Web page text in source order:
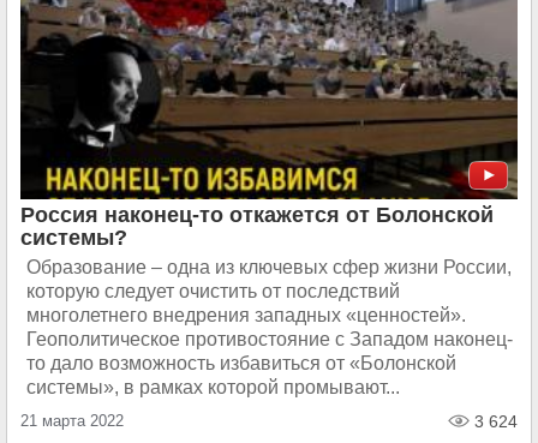
Россия наконец-то откажется от Болонской
системы?
Образование – одна из ключевых сфер жизни России,
которую следует очистить от последствий
многолетнего внедрения западных «ценностей».
Геополитическое противостояние с Западом наконец-
то дало возможность избавиться от «Болонской
системы», в рамках которой промывают...
21 марта 2022 3 624